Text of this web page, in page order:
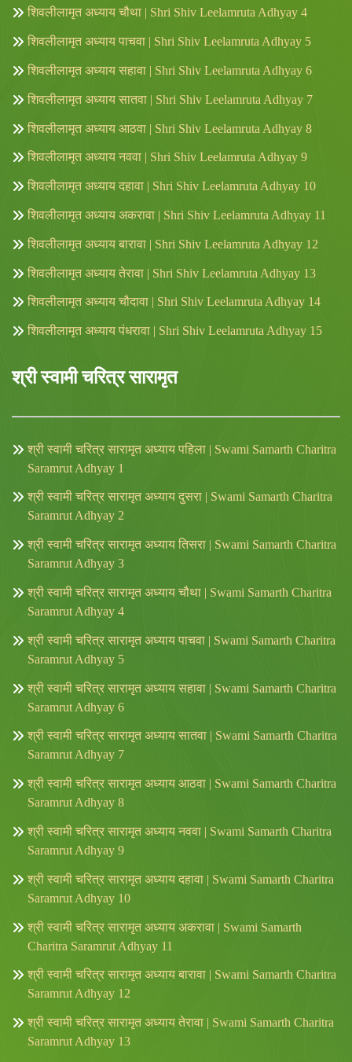
शिवलीलामृत अध्याय चौथा | Shri Shiv Leelamruta Adhyay 4
शिवलीलामृत अध्याय पाचवा | Shri Shiv Leelamruta Adhyay 5
शिवलीलामृत अध्याय सहावा | Shri Shiv Leelamruta Adhyay 6
शिवलीलामृत अध्याय सातवा | Shri Shiv Leelamruta Adhyay 7
शिवलीलामृत अध्याय आठवा | Shri Shiv Leelamruta Adhyay 8
शिवलीलामृत अध्याय नववा | Shri Shiv Leelamruta Adhyay 9
शिवलीलामृत अध्याय दहावा | Shri Shiv Leelamruta Adhyay 10
शिवलीलामृत अध्याय अकरावा | Shri Shiv Leelamruta Adhyay 11
शिवलीलामृत अध्याय बारावा | Shri Shiv Leelamruta Adhyay 12
शिवलीलामृत अध्याय तेरावा | Shri Shiv Leelamruta Adhyay 13
शिवलीलामृत अध्याय चौदावा | Shri Shiv Leelamruta Adhyay 14
शिवलीलामृत अध्याय पंधरावा | Shri Shiv Leelamruta Adhyay 15
श्री स्वामी चरित्र सारामृत
श्री स्वामी चरित्र सारामृत अध्याय पहिला | Swami Samarth Charitra
Saramrut Adhyay 1
श्री स्वामी चरित्र सारामृत अध्याय दुसरा | Swami Samarth Charitra
Saramrut Adhyay 2
श्री स्वामी चरित्र सारामृत अध्याय तिसरा | Swami Samarth Charitra
Saramrut Adhyay 3
श्री स्वामी चरित्र सारामृत अध्याय चौथा | Swami Samarth Charitra
Saramrut Adhyay 4
श्री स्वामी चरित्र सारामृत अध्याय पाचवा | Swami Samarth Charitra
Saramrut Adhyay 5
श्री स्वामी चरित्र सारामृत अध्याय सहावा | Swami Samarth Charitra
Saramrut Adhyay 6
श्री स्वामी चरित्र सारामृत अध्याय सातवा | Swami Samarth Charitra
Saramrut Adhyay 7
श्री स्वामी चरित्र सारामृत अध्याय आठवा | Swami Samarth Charitra
Saramrut Adhyay 8
श्री स्वामी चरित्र सारामृत अध्याय नववा | Swami Samarth Charitra
Saramrut Adhyay 9
श्री स्वामी चरित्र सारामृत अध्याय दहावा | Swami Samarth Charitra
Saramrut Adhyay 10
श्री स्वामी चरित्र सारामृत अध्याय अकरावा | Swami Samarth
Charitra Saramrut Adhyay 11
श्री स्वामी चरित्र सारामृत अध्याय बारावा | Swami Samarth Charitra
Saramrut Adhyay 12
श्री स्वामी चरित्र सारामृत अध्याय तेरावा | Swami Samarth Charitra
Saramrut Adhyay 13